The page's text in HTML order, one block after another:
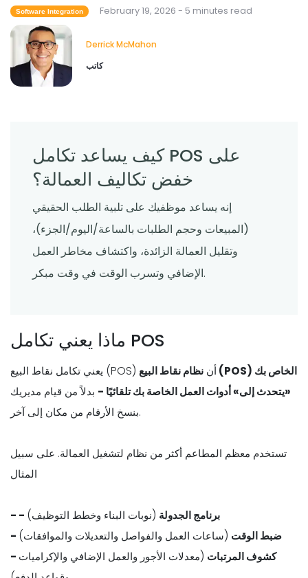
كيف يساعد برنامج جرد المطاعم في التحكم
Derrick McMahon
Derrick McMahon Feb 03, 2026
Software Integration February 19, 2026 - 5 minutes read
Derrick McMahon
كاتب
كيف يساعد تكامل POS على
خفض تكاليف العمالة؟
إنه يساعد موظفيك على تلبية الطلب الحقيقي
(المبيعات وحجم الطلبات بالساعة/اليوم/الجزء)،
وتقليل العمالة الزائدة، واكتشاف مخاطر العمل
الإضافي وتسرب الوقت في وقت مبكر.
ماذا يعني تكامل POS
يعني تكامل نقاط البيع (POS) أن نظام نقاط البيع (POS) الخاص بك
«يتحدث إلى» أدوات العمل الخاصة بك تلقائيًا - بدلاً من قيام مديريك
بنسخ الأرقام من مكان إلى آخر.
تستخدم معظم المطاعم أكثر من نظام لتشغيل العمالة. على سبيل
المثال
- - برنامج الجدولة (نوبات البناء وخطط التوظيف)
- ضبط الوقت (ساعات العمل والفواصل والتعديلات والموافقات)
- كشوف المرتبات (معدلات الأجور والعمل الإضافي والإكراميات